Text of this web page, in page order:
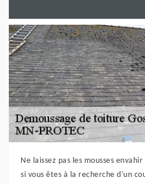
Ne laissez pas les mousses
si vous êtes à la recherche d'un